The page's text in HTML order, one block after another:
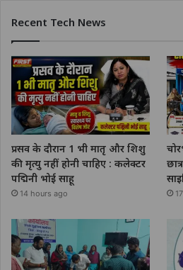
Recent Tech News
प्रसव के दौरान 1 भी मातृ और शिशु
की मृत्यु नहीं होनी चाहिए : कलेक्टर
पद्मिनी भोई साहू
14 hours ago